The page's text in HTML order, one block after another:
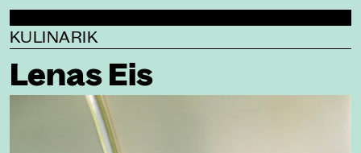
KULINARIK
Lenas Eis